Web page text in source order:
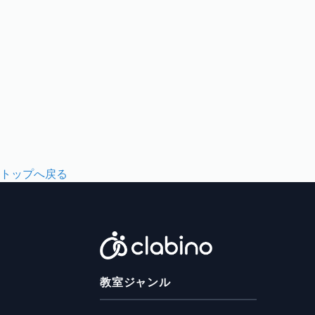
トップへ戻る
教室ジャンル